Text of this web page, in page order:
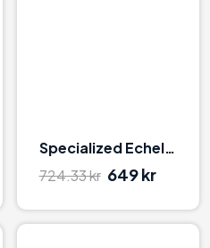
Specialized Echelon II MIPS
724.33 kr 649 kr